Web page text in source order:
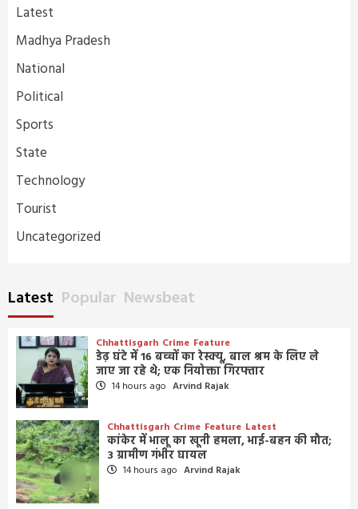
Latest
Madhya Pradesh
National
Political
Sports
State
Technology
Tourist
Uncategorized
Latest Popular Newsbeat
Chhattisgarh Crime Feature
डेढ़ घंटे में 16 बच्चों का रेस्क्यू, बाल श्रम के लिए ले
जाए जा रहे थे; एक नियोक्ता गिरफ्तार
14 hours ago Arvind Rajak
Chhattisgarh Crime Feature Latest
कांकेर में भालू का खूनी हमला, भाई-बहन की मौत;
3 ग्रामीण गंभीर घायल
14 hours ago Arvind Rajak